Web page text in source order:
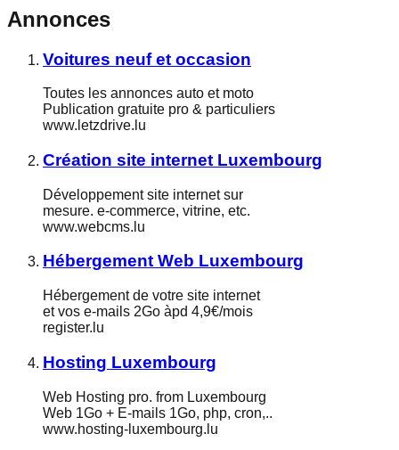
Annonces
Voitures neuf et occasion
Toutes les annonces auto et moto
Publication gratuite pro & particuliers
www.letzdrive.lu
Création site internet Luxembourg
Développement site internet sur
mesure. e-commerce, vitrine, etc.
www.webcms.lu
Hébergement Web Luxembourg
Hébergement de votre site internet
et vos e-mails 2Go àpd 4,9€/mois
register.lu
Hosting Luxembourg
Web Hosting pro. from Luxembourg
Web 1Go + E-mails 1Go, php, cron,..
www.hosting-luxembourg.lu